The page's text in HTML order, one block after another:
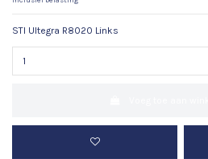
STI Ultegra R8020 Links